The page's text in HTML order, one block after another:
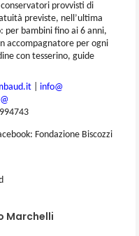
provvisti di
previste, nell’ultima
bambini fino ai 6 anni,
accompagnatore per ogni
con tesserino, guide
it
info@
Fondazione Biscozzi
Marchelli